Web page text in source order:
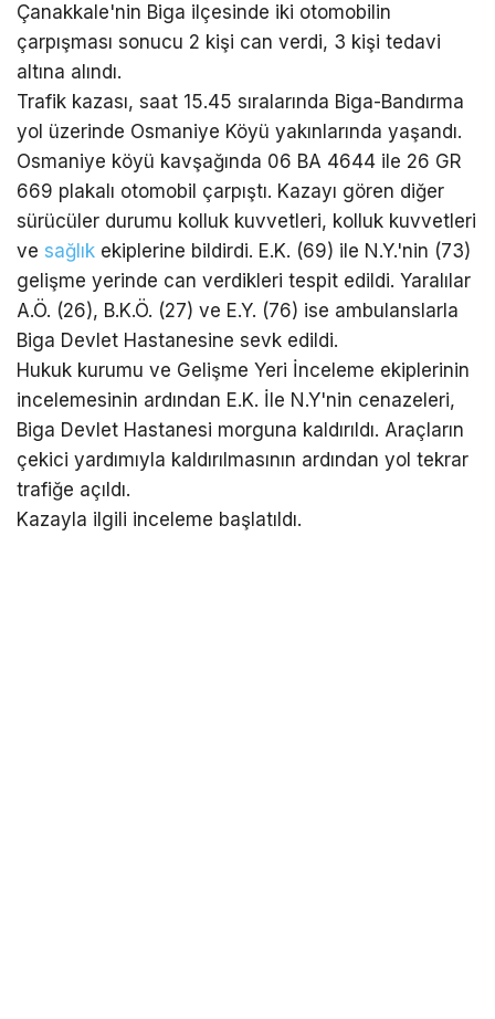
Çanakkale'nin Biga ilçesinde iki otomobilin
çarpışması sonucu 2 kişi can verdi, 3 kişi tedavi
altına alındı.
Trafik kazası, saat 15.45 sıralarında Biga-Bandırma
yol üzerinde Osmaniye Köyü yakınlarında yaşandı.
Osmaniye köyü kavşağında 06 BA 4644 ile 26 GR
669 plakalı otomobil çarpıştı. Kazayı gören diğer
sürücüler durumu kolluk kuvvetleri, kolluk kuvvetleri
ve sağlık ekiplerine bildirdi. E.K. (69) ile N.Y.'nin (73)
gelişme yerinde can verdikleri tespit edildi. Yaralılar
A.Ö. (26), B.K.Ö. (27) ve E.Y. (76) ise ambulanslarla
Biga Devlet Hastanesine sevk edildi.
Hukuk kurumu ve Gelişme Yeri İnceleme ekiplerinin
incelemesinin ardından E.K. İle N.Y'nin cenazeleri,
Biga Devlet Hastanesi morguna kaldırıldı. Araçların
çekici yardımıyla kaldırılmasının ardından yol tekrar
trafiğe açıldı.
Kazayla ilgili inceleme başlatıldı.